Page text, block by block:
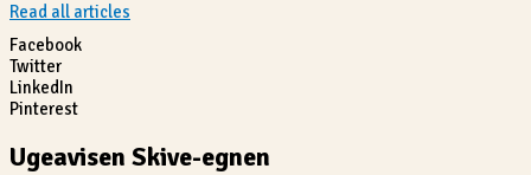
Read all articles
Facebook
Twitter
LinkedIn
Pinterest
Ugeavisen Skive-egnen